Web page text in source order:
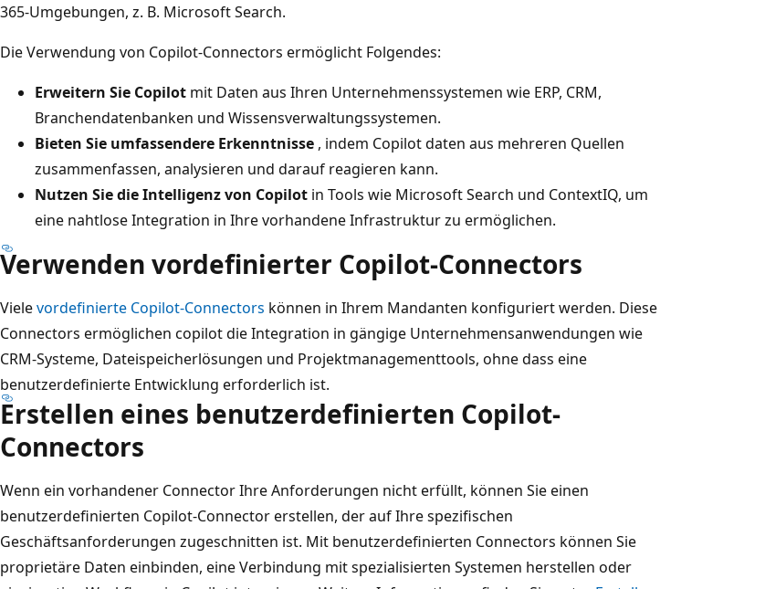
365-Umgebungen, z. B. Microsoft Search.
Die Verwendung von Copilot-Connectors ermöglicht Folgendes:
Erweitern Sie Copilot mit Daten aus Ihren Unternehmenssystemen wie ERP, CRM,
Branchendatenbanken und Wissensverwaltungssystemen.
Bieten Sie umfassendere Erkenntnisse , indem Copilot daten aus mehreren Quellen
zusammenfassen, analysieren und darauf reagieren kann.
Nutzen Sie die Intelligenz von Copilot in Tools wie Microsoft Search und ContextIQ, um
eine nahtlose Integration in Ihre vorhandene Infrastruktur zu ermöglichen.
Verwenden vordefinierter Copilot-Connectors
Vielevordefinierte Copilot-Connectors können in Ihrem Mandanten konfiguriert werden. Diese
Connectors ermöglichen copilot die Integration in gängige Unternehmensanwendungen wie
CRM-Systeme, Dateispeicherlösungen und Projektmanagementtools, ohne dass eine
benutzerdefinierte Entwicklung erforderlich ist.
Erstellen eines benutzerdefinierten Copilot-
Connectors
Wenn ein vorhandener Connector Ihre Anforderungen nicht erfüllt, können Sie einen
benutzerdefinierten Copilot-Connector erstellen, der auf Ihre spezifischen
Geschäftsanforderungen zugeschnitten ist. Mit benutzerdefinierten Connectors können Sie
proprietäre Daten einbinden, eine Verbindung mit spezialisierten Systemen herstellen oder